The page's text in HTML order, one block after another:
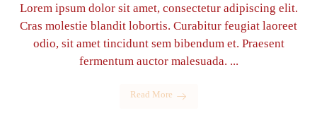
Lorem ipsum dolor sit amet, consectetur adipiscing elit.
Cras molestie blandit lobortis. Curabitur feugiat laoreet
odio, sit amet tincidunt sem bibendum et. Praesent
fermentum auctor malesuada. ...
Read More